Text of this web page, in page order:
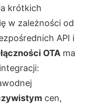
krótkich
w zależności od
API i
łączności OTA ma
cen,